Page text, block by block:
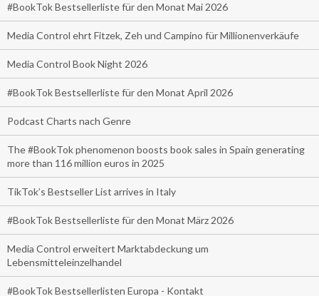
#BookTok Bestsellerliste für den Monat Mai 2026
Media Control ehrt Fitzek, Zeh und Campino für Millionenverkäufe
Media Control Book Night 2026
#BookTok Bestsellerliste für den Monat April 2026
Podcast Charts nach Genre
The #BookTok phenomenon boosts book sales in Spain generating
more than 116 million euros in 2025
TikTok’s Bestseller List arrives in Italy
#BookTok Bestsellerliste für den Monat März 2026
Media Control erweitert Marktabdeckung um
Lebensmitteleinzelhandel
#BookTok Bestsellerlisten Europa - Kontakt